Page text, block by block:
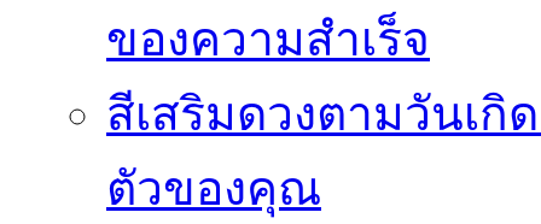
ของความสำเร็จ
สีเสริมดวงตามวันเ
ตัวของคุณ